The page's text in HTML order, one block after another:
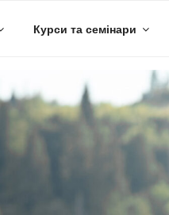
Курси та семінари